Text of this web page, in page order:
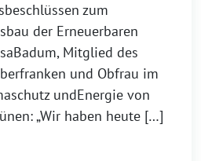
zum
der Erneuerbaren
Mitglied des
und Obfrau im
undEnergie von
„Wir haben heute […]